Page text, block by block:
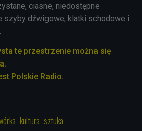
ciasne, niedostępne
szyby dźwigowe, klatki schodowe i
te przestrzenie można się
Polskie Radio.
kultura sztuka